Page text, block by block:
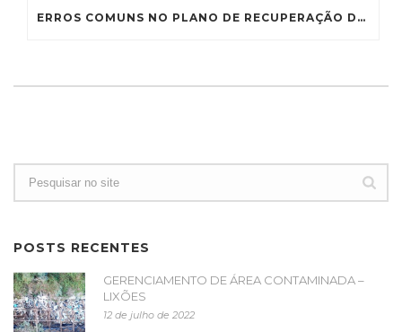
ERROS COMUNS NO PLANO DE RECUPERAÇÃO DE ÁREAS DEGRADADAS E COMO EVITÁ-LOS
POSTS RECENTES
GERENCIAMENTO DE ÁREA CONTAMINADA –
LIXÕES
12 de julho de 2022